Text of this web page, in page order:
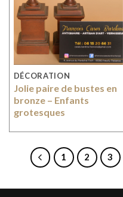
DÉCORATION
Jolie paire de bustes en
bronze – Enfants
grotesques
1 2 3